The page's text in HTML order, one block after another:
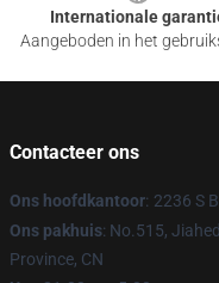
Internationale
Aangeboden in het
Contacteer ons
Ons hoofdkantoor: 2236 S
Ons pakhuis: No.515,
Province, CN